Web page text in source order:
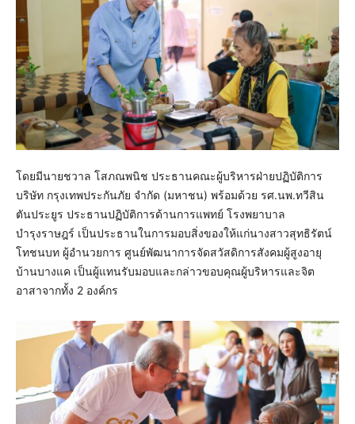
โดยมีนายชวาล โสภณพนิช ประธานคณะผู้บริหารฝ่ายปฏิบัติการ
บริษัท กรุงเทพประกันภัย จำกัด (มหาชน) พร้อมด้วย รศ.นพ.ทวีสิน
ตันประยูร ประธานปฏิบัติการด้านการแพทย์ โรงพยาบาล
บำรุงราษฎร์ เป็นประธานในการมอบสิ่งของให้แก่นางสาวสุทธิรัตน์
โทชนบท ผู้อำนวยการ ศูนย์พัฒนาการจัดสวัสดิการสังคมผู้สูงอายุ
บ้านบางแค เป็นผู้แทนรับมอบและกล่าวขอบคุณผู้บริหารและจิต
อาสาจากทั้ง 2 องค์กร